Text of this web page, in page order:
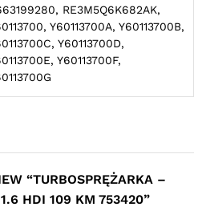
RE3M5Q6K682AK,
Y60113700A, Y60113700B,
Y60113700D,
Y60113700F,
“TURBOSPRĘŻARKA –
HDI 109 KM 753420”